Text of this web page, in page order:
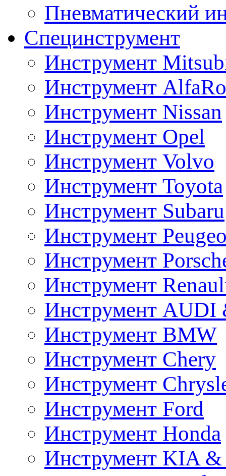
Пневматический
Специнструмент
Инструмент
Инструмент
Инструмент Nissan
Инструмент Opel
Инструмент Volvo
Инструмент Toyota
Инструмент Subaru
Инструмент
Инструмент
Инструмент
Инструмент AUDI
Инструмент BMW
Инструмент Chery
Инструмент
Инструмент Ford
Инструмент Honda
Инструмент KIA